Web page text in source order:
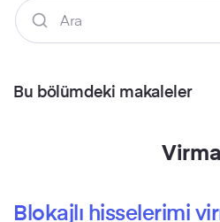
Blokajlı hisselerimi
Bu bölümdeki makaleler